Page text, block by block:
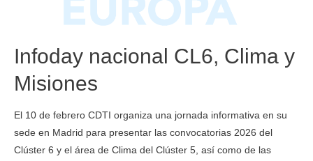
Infoday nacional CL6, Clima y
Misiones
El 10 de febrero CDTI organiza una jornada informativa en su
sede en Madrid para presentar las convocatorias 2026 del
Clúster 6 y el área de Clima del Clúster 5, así como de las